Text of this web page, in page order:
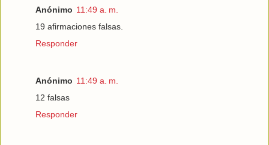
Anónimo 11:49 a. m.
19 afirmaciones falsas.
Responder
Anónimo 11:49 a. m.
12 falsas
Responder